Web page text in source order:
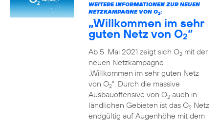
WEITERE INFORMATIONEN ZUR NEUEN
NETZKAMPAGNE VON O2:
„Willkommen im sehr
guten Netz von O2“
Ab 5. Mai 2021 zeigt sich O2mit der
neuen Netzkampagne
„Willkommen im sehr guten Netz
von O2“. Durch die massive
Ausbauoffensive von O2auch in
ländlichen Gebieten ist das O2Netz
endgültig auf Augenhöhe mit dem